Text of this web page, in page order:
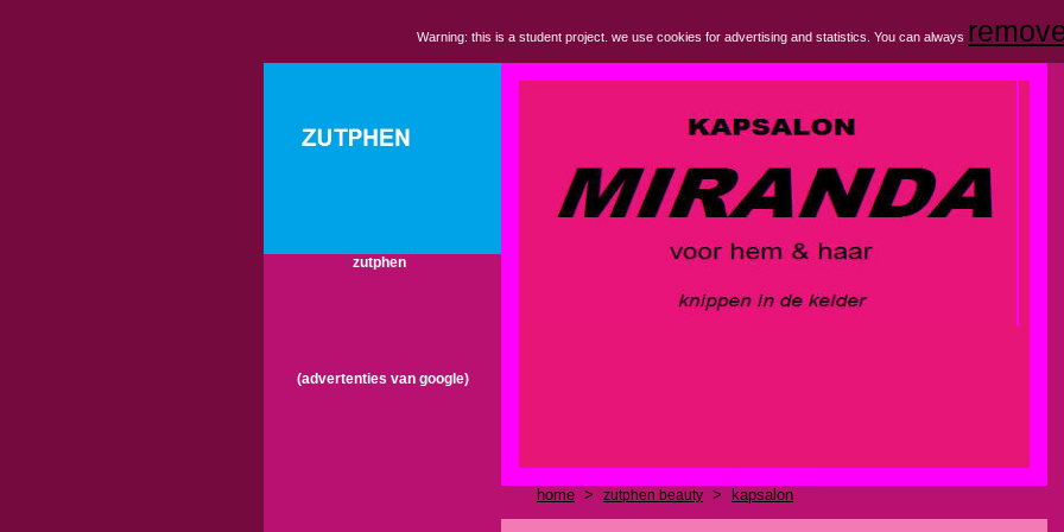
Warning: this is a student project. we use cookies for advertising and statistics. You can always
zutphen
(advertenties van google)
home > zutphen beauty > kapsalon